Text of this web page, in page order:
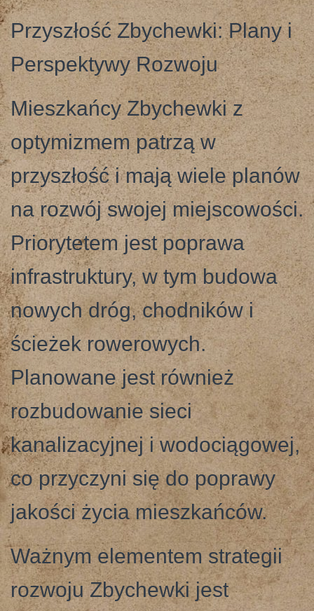
Przyszłość Zbychewki: Plany i
Perspektywy Rozwoju
Mieszkańcy Zbychewki z
optymizmem patrzą w
przyszłość i mają wiele planów
na rozwój swojej miejscowości.
Priorytetem jest poprawa
infrastruktury, w tym budowa
nowych dróg, chodników i
ścieżek rowerowych.
Planowane jest również
rozbudowanie sieci
kanalizacyjnej i wodociągowej,
co przyczyni się do poprawy
jakości życia mieszkańców.
Ważnym elementem strategii
rozwoju Zbychewki jest